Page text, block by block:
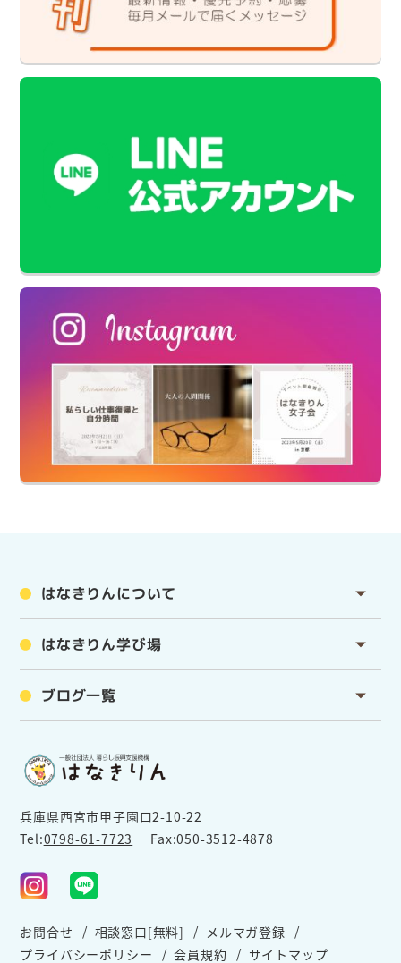
はなきりんについて
はなきりん学び場
ブログ一覧
兵庫県西宮市甲子園口2-10-22
Tel:0798-61-7723 Fax:050-3512-4878
お問合せ 相談窓口[無料]
メルマガ登録
プライバシーポリシー
会員規約 サイトマップ